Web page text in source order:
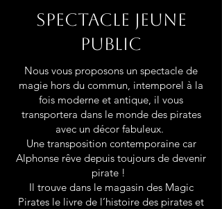
Spectacle jeune
public
Nous vous proposons un spectacle de
magie hors du commun, intemporel à la
fois moderne et antique, il vous
transportera dans le monde des pirates
avec un décor fabuleux.
Une transposition contemporaine car
Alphonse rêve depuis toujours de devenir
pirate !
Il trouve dans le magasin des Magic
Pirates le livre de l’histoire des pirates et